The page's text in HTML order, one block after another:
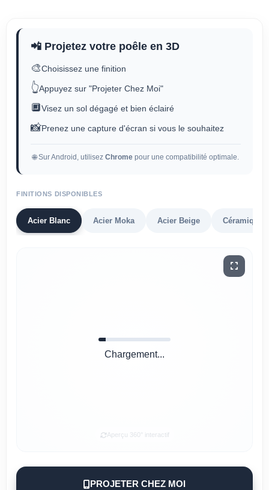
📲 Projetez votre poêle en 3D
🎨Choisissez une finition
👆Appuyez sur "Projeter Chez Moi"
🔲Visez un sol dégagé et bien éclairé
📸Prenez une capture d'écran si vous le souhaitez
🌐 Sur Android, utilisez Chrome pour une compatibilité optimale.
FINITIONS DISPONIBLES
Acier Blanc Acier Moka Acier Beige Céramique
Chargement...
Aperçu 360° interactif
PROJETER CHEZ MOI